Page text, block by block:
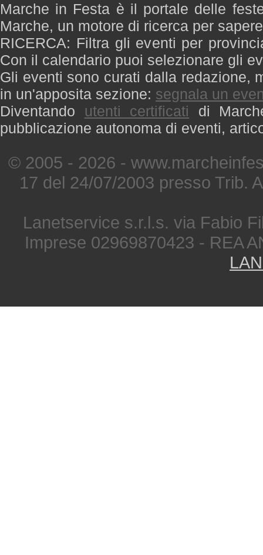
Marche in Festa è il portale delle
Marche, un motore di ricerca per
RICERCA: Filtra gli eventi per
Con il calendario puoi selezionare gli
Gli eventi sono curati dalla redazione,
in un'apposita sezione: segnala un
Diventando utenti certificati di
pubblicazione autonoma di eventi,
© 2005 - 2026 -
17 del 24/07/2003 presso Trib.
Lanetservice s.r.l.s. via Fabio
Imprese 02969870423 - REA